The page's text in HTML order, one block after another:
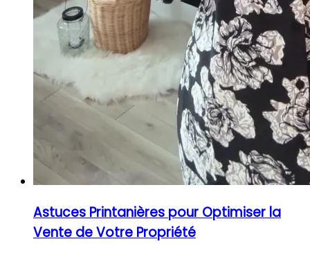
Astuces Printanières pour Optimiser la
Vente de Votre Propriété